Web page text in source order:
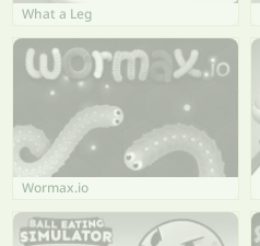
What a Leg
Wormax.io